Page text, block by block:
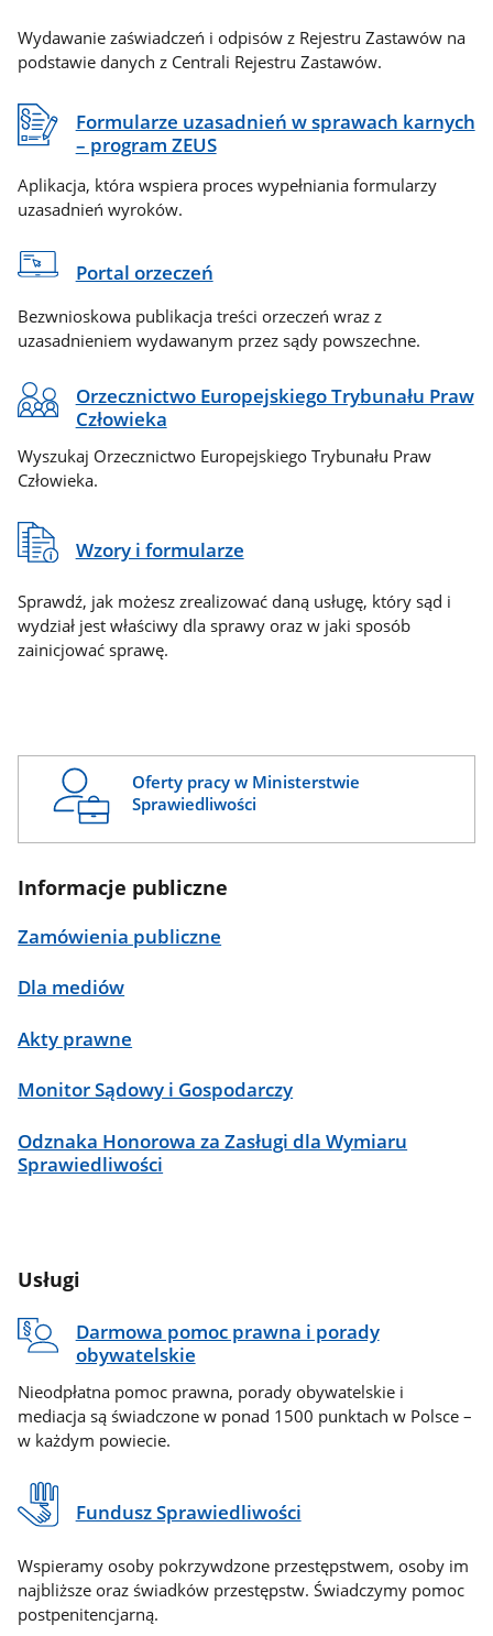
Wydawanie zaświadczeń i odpisów z Rejestru Zastawów na
podstawie danych z Centrali Rejestru Zastawów.
Formularze uzasadnień w sprawach karnych
– program ZEUS
Aplikacja, która wspiera proces wypełniania formularzy
uzasadnień wyroków.
Portal orzeczeń
Bezwnioskowa publikacja treści orzeczeń wraz z
uzasadnieniem wydawanym przez sądy powszechne.
Orzecznictwo Europejskiego Trybunału Praw
Człowieka
Wyszukaj Orzecznictwo Europejskiego Trybunału Praw
Człowieka.
Wzory i formularze
Sprawdź, jak możesz zrealizować daną usługę, który sąd i
wydział jest właściwy dla sprawy oraz w jaki sposób
zainicjować sprawę.
Oferty pracy w Ministerstwie
Sprawiedliwości
Informacje publiczne
Zamówienia publiczne
Dla mediów
Akty prawne
Monitor Sądowy i Gospodarczy
Odznaka Honorowa za Zasługi dla Wymiaru
Sprawiedliwości
Usługi
Darmowa pomoc prawna i porady
obywatelskie
Nieodpłatna pomoc prawna, porady obywatelskie i
mediacja są świadczone w ponad 1500 punktach w Polsce –
w każdym powiecie.
Fundusz Sprawiedliwości
Wspieramy osoby pokrzywdzone przestępstwem, osoby im
najbliższe oraz świadków przestępstw. Świadczymy pomoc
postpenitencjarną.